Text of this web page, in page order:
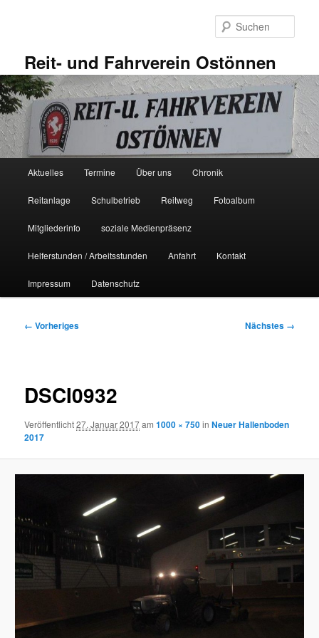
Reit- und Fahrverein Ostönnen
Aktuelles Termine Über uns Chronik
Reitanlage Schulbetrieb Reitweg Fotoalbum
Mitgliederinfo soziale Medienpräsenz
Helferstunden / Arbeitsstunden Anfahrt Kontakt
Impressum Datenschutz
Bilder-
← Vorheriges Nächstes →
DSCI0932
Veröffentlicht27. Januar 2017am1000 × 750inNeuer Hallenboden
2017